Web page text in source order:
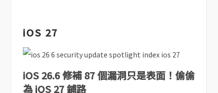
iOS 27
iOS 26.6 修補 87 個漏洞只是表面！偷偷
為 iOS 27 鋪路